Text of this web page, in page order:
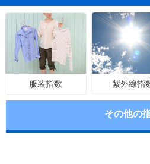
服装指数 紫外線指
その他の